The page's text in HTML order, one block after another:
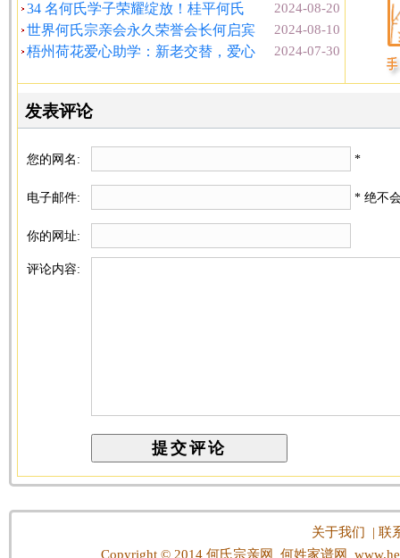
2024-08-20
34 名何氏学子荣耀绽放！桂平何氏
2024-08-10
世界何氏宗亲会永久荣誉会长何启宾
2024-07-30
梧州荷花爱心助学：新老交替，爱心
发表评论
您的网名: *
电子邮件: * 绝不
你的网址:
评论内容:
关于我们 |联
Copyright © 2014 何氏宗亲网_何姓家谱网